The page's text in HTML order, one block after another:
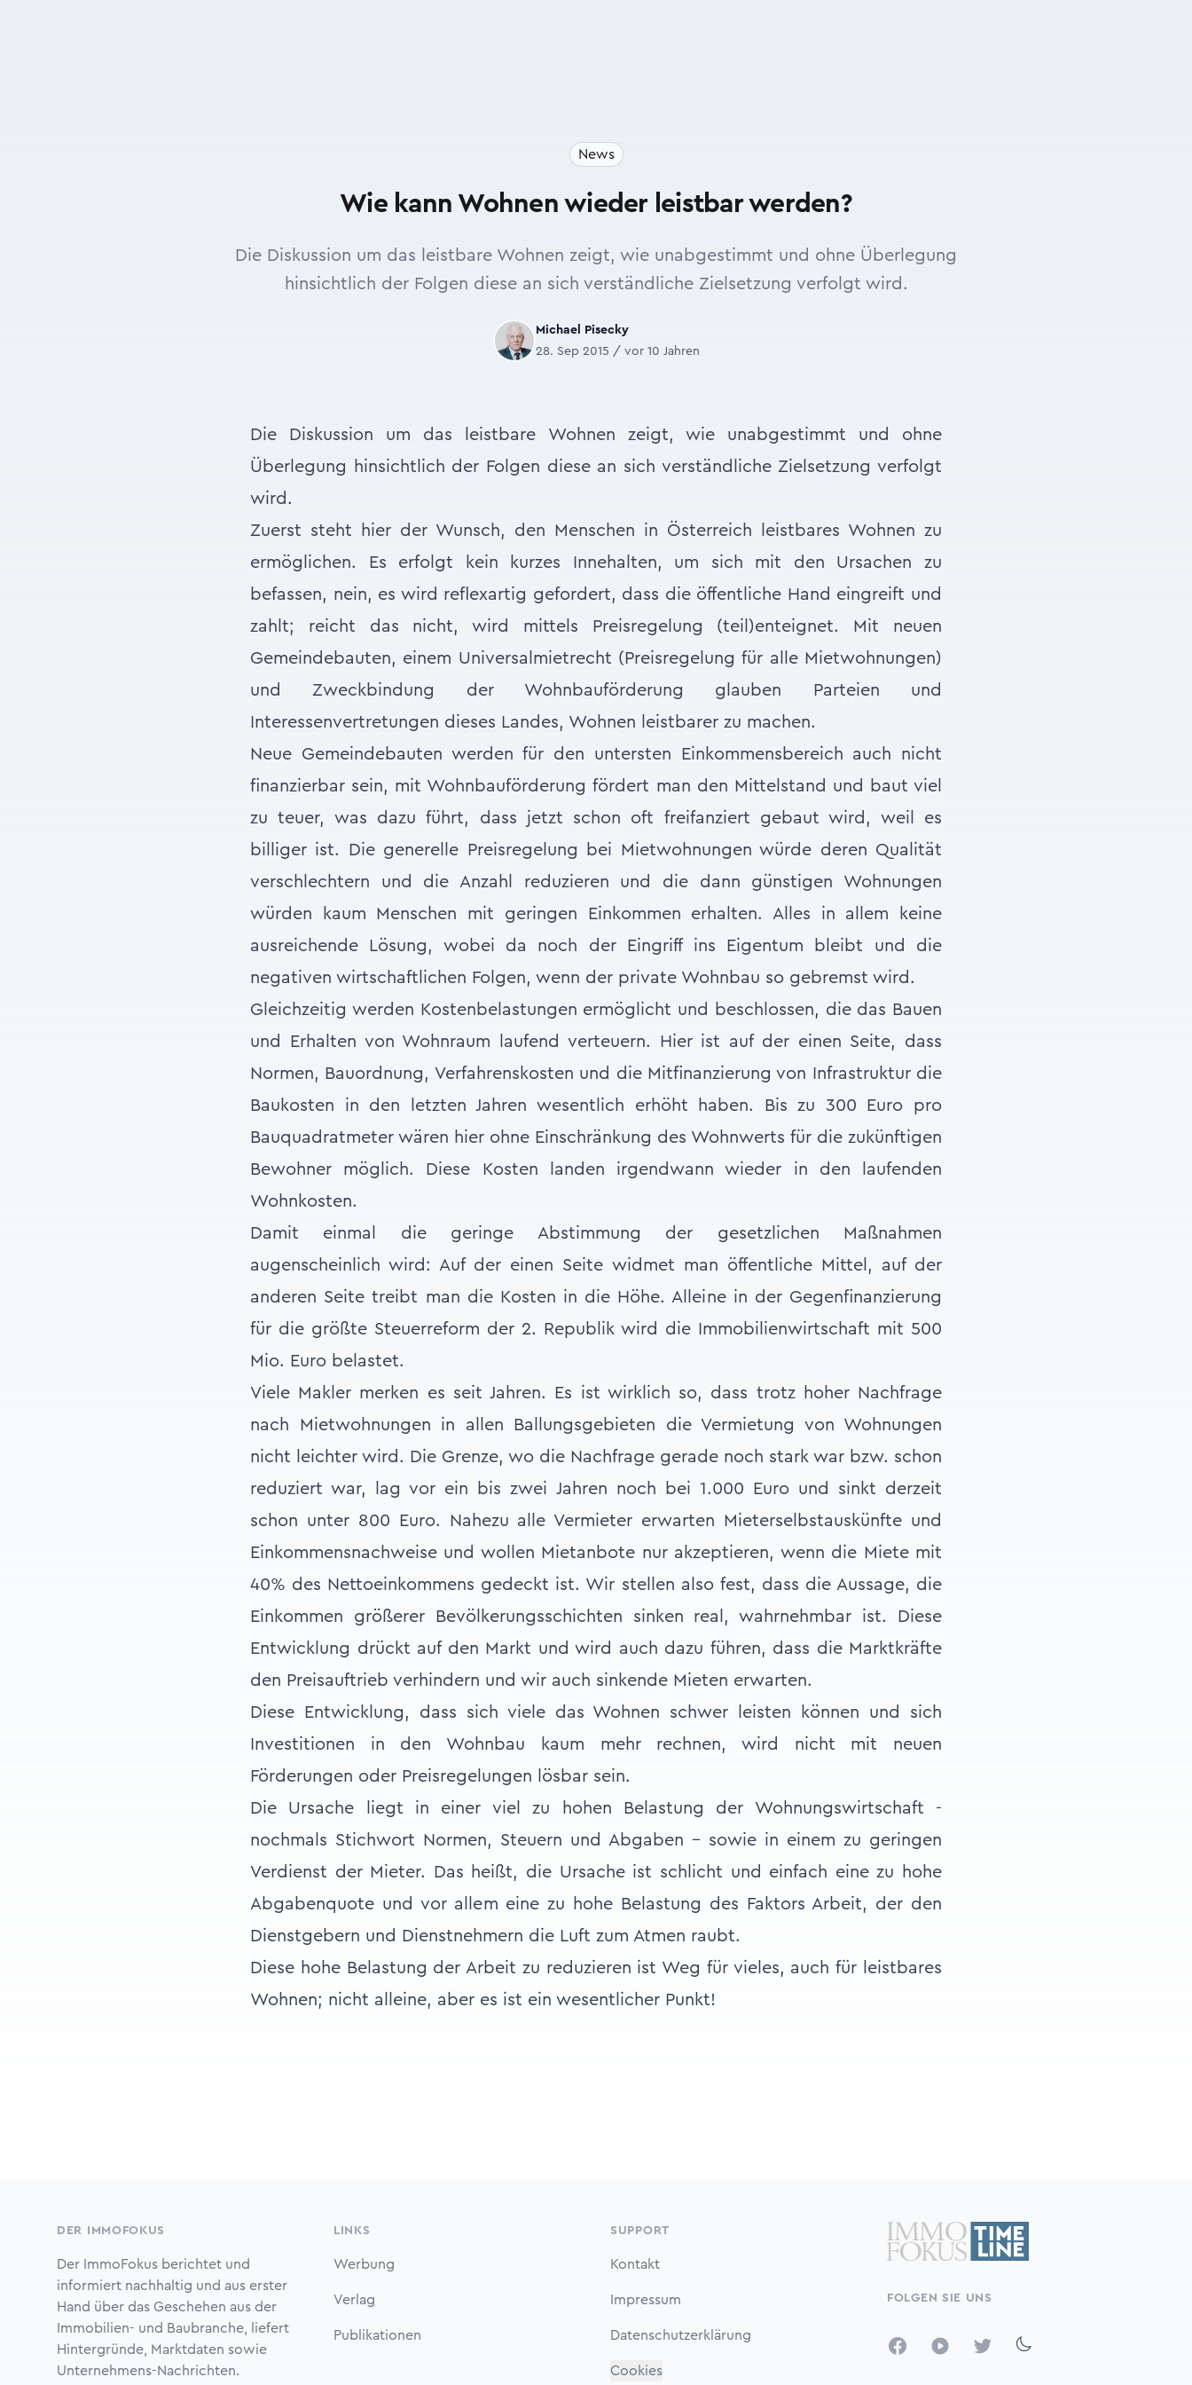
News
Wie kann Wohnen wieder leistbar werden?
Die Diskussion um das leistbare Wohnen zeigt, wie unabgestimmt und ohne Überlegung
hinsichtlich der Folgen diese an sich verständliche Zielsetzung verfolgt wird.
Michael Pisecky
28. Sep 2015 / vor 10 Jahren
Die Diskussion um das leistbare Wohnen zeigt, wie unabgestimmt und ohne
Überlegung hinsichtlich der Folgen diese an sich verständliche Zielsetzung verfolgt
wird.
Zuerst steht hier der Wunsch, den Menschen in Österreich leistbares Wohnen zu
ermöglichen. Es erfolgt kein kurzes Innehalten, um sich mit den Ursachen zu
befassen, nein, es wird reflexartig gefordert, dass die öffentliche Hand eingreift und
zahlt; reicht das nicht, wird mittels Preisregelung (teil)enteignet. Mit neuen
Gemeindebauten, einem Universalmietrecht (Preisregelung für alle Mietwohnungen)
und Zweckbindung der Wohnbauförderung glauben Parteien und
Interessenvertretungen dieses Landes, Wohnen leistbarer zu machen.
Neue Gemeindebauten werden für den untersten Einkommensbereich auch nicht
finanzierbar sein, mit Wohnbauförderung fördert man den Mittelstand und baut viel
zu teuer, was dazu führt, dass jetzt schon oft freifanziert gebaut wird, weil es
billiger ist. Die generelle Preisregelung bei Mietwohnungen würde deren Qualität
verschlechtern und die Anzahl reduzieren und die dann günstigen Wohnungen
würden kaum Menschen mit geringen Einkommen erhalten. Alles in allem keine
ausreichende Lösung, wobei da noch der Eingriff ins Eigentum bleibt und die
negativen wirtschaftlichen Folgen, wenn der private Wohnbau so gebremst wird.
Gleichzeitig werden Kostenbelastungen ermöglicht und beschlossen, die das Bauen
und Erhalten von Wohnraum laufend verteuern. Hier ist auf der einen Seite, dass
Normen, Bauordnung, Verfahrenskosten und die Mitfinanzierung von Infrastruktur die
Baukosten in den letzten Jahren wesentlich erhöht haben. Bis zu 300 Euro pro
Bauquadratmeter wären hier ohne Einschränkung des Wohnwerts für die zukünftigen
Bewohner möglich. Diese Kosten landen irgendwann wieder in den laufenden
Wohnkosten.
Damit einmal die geringe Abstimmung der gesetzlichen Maßnahmen
augenscheinlich wird: Auf der einen Seite widmet man öffentliche Mittel, auf der
anderen Seite treibt man die Kosten in die Höhe. Alleine in der Gegenfinanzierung
für die größte Steuerreform der 2. Republik wird die Immobilienwirtschaft mit 500
Mio. Euro belastet.
Viele Makler merken es seit Jahren. Es ist wirklich so, dass trotz hoher Nachfrage
nach Mietwohnungen in allen Ballungsgebieten die Vermietung von Wohnungen
nicht leichter wird. Die Grenze, wo die Nachfrage gerade noch stark war bzw. schon
reduziert war, lag vor ein bis zwei Jahren noch bei 1.000 Euro und sinkt derzeit
schon unter 800 Euro. Nahezu alle Vermieter erwarten Mieterselbstauskünfte und
Einkommensnachweise und wollen Mietanbote nur akzeptieren, wenn die Miete mit
40% des Nettoeinkommens gedeckt ist. Wir stellen also fest, dass die Aussage, die
Einkommen größerer Bevölkerungsschichten sinken real, wahrnehmbar ist. Diese
Entwicklung drückt auf den Markt und wird auch dazu führen, dass die Marktkräfte
den Preisauftrieb verhindern und wir auch sinkende Mieten erwarten.
Diese Entwicklung, dass sich viele das Wohnen schwer leisten können und sich
Investitionen in den Wohnbau kaum mehr rechnen, wird nicht mit neuen
Förderungen oder Preisregelungen lösbar sein.
Die Ursache liegt in einer viel zu hohen Belastung der Wohnungswirtschaft -
nochmals Stichwort Normen, Steuern und Abgaben - sowie in einem zu geringen
Verdienst der Mieter. Das heißt, die Ursache ist schlicht und einfach eine zu hohe
Abgabenquote und vor allem eine zu hohe Belastung des Faktors Arbeit, der den
Dienstgebern und Dienstnehmern die Luft zum Atmen raubt.
Diese hohe Belastung der Arbeit zu reduzieren ist Weg für vieles, auch für leistbares
Wohnen; nicht alleine, aber es ist ein wesentlicher Punkt!
DER IMMOFOKUS
Der ImmoFokus berichtet und
informiert nachhaltig und aus erster
Hand über das Geschehen aus der
Immobilien- und Baubranche, liefert
Hintergründe, Marktdaten sowie
Unternehmens-Nachrichten.
LINKS
Werbung
Verlag
Publikationen
SUPPORT
Kontakt
Impressum
Datenschutzerklärung
Cookies
FOLGEN SIE UNS
FacebookYouTubeTwitter